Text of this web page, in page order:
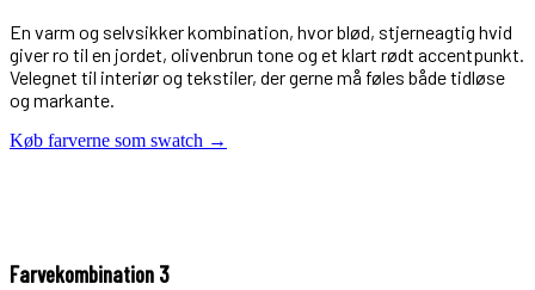
En varm og selvsikker kombination, hvor blød, stjerneagtig hvid
giver ro til en jordet, olivenbrun tone og et klart rødt accentpunkt.
Velegnet til interiør og tekstiler, der gerne må føles både tidløse
og markante.
Køb farverne som swatch →
Farvekombination 3